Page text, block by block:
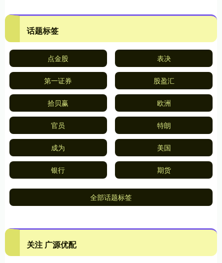
话题标签
点金股 表决
第一证券 股盈汇
拾贝赢 欧洲
官员 特朗
成为 美国
银行 期货
全部话题标签
关注 广源优配